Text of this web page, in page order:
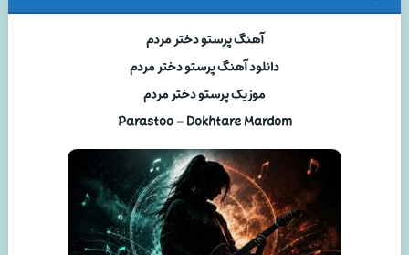
آهنگ پرستو دختر مردم
دانلود آهنگ پرستو دختر مردم
موزیک پرستو دختر مردم
Parastoo – Dokhtare Mardom